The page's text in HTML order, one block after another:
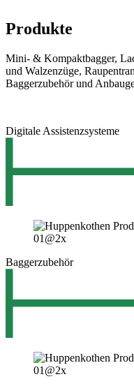
Produkte
Mini- & Kompaktbagger,
und Walzenzüge,
Baggerzubehör und
Digitale Assistenzsysteme
Baggerzubehör